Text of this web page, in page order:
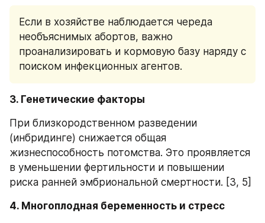
Если в хозяйстве наблюдается череда
необъяснимых абортов, важно
проанализировать и кормовую базу наряду с
поиском инфекционных агентов.
3. Генетические факторы
При близкородственном разведении
(инбридинге) снижается общая
жизнеспособность потомства. Это проявляется
в уменьшении фертильности и повышении
риска ранней эмбриональной смертности. [3, 5]
4. Многоплодная беременность и стресс